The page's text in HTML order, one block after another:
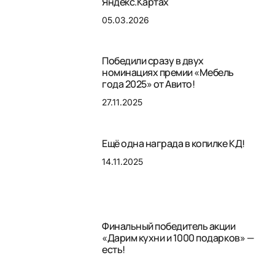
05.03.2026
Победили сразу в двух
номинациях премии «Мебель
года 2025» от Авито!
27.11.2025
Ещё одна награда в копилке КД!
14.11.2025
Финальный победитель акции
«Дарим кухни и 1000 подарков» —
есть!